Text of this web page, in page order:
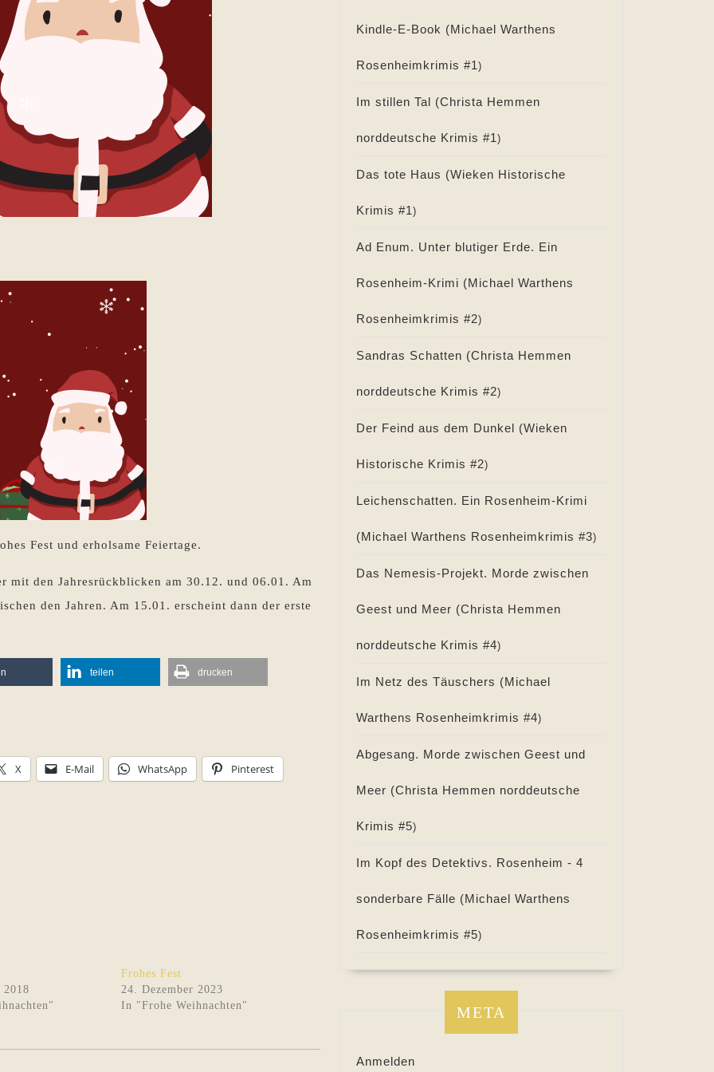
Fest und erholsame Feiertage.
mit den Jahresrückblicken am 30.12. und 06.01. Am
den Jahren. Am 15.01. erscheint dann der erste
teilen drucken
X E-Mail WhatsApp Pinterest
2018
Frohes Fest
24. Dezember 2023
In "Frohe Weihnachten"
Kindle-E-Book (Michael Warthens
Rosenheimkrimis #1)
Im stillen Tal (Christa Hemmen
norddeutsche Krimis #1)
Das tote Haus (Wieken Historische
Krimis #1)
Ad Enum. Unter blutiger Erde. Ein
Rosenheim-Krimi (Michael Warthens
Rosenheimkrimis #2)
Sandras Schatten (Christa Hemmen
norddeutsche Krimis #2)
Der Feind aus dem Dunkel (Wieken
Historische Krimis #2)
Leichenschatten. Ein Rosenheim-Krimi
(Michael Warthens Rosenheimkrimis #3)
Das Nemesis-Projekt. Morde zwischen
Geest und Meer (Christa Hemmen
norddeutsche Krimis #4)
Im Netz des Täuschers (Michael
Warthens Rosenheimkrimis #4)
Abgesang. Morde zwischen Geest und
Meer (Christa Hemmen norddeutsche
Krimis #5)
Im Kopf des Detektivs. Rosenheim - 4
sonderbare Fälle (Michael Warthens
Rosenheimkrimis #5)
META
Anmelden